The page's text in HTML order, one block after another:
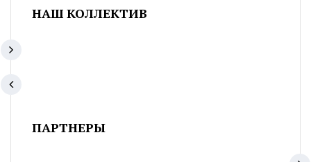
НАШ КОЛЛЕКТИВ
ПАРТНЕРЫ